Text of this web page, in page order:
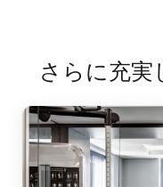
さらに充実